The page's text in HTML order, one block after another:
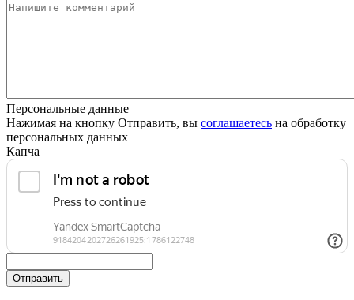
Персональные данные
Нажимая на кнопку Отправить, вы соглашаетесь на обработку
персональных данных
Капча
Отправить